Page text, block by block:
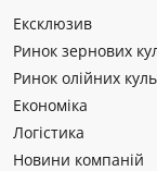
Ексклюзив
Ринок зернових
Ринок олійних
Економіка
Логістика
Новини компаній